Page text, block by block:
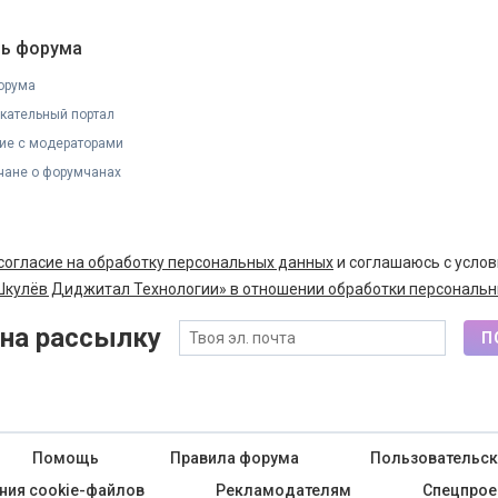
форума
портал
с модераторами
о форумчанах
на обработку персональных данныхи соглашаюсь с
Диджитал Технологии» в отношении обработки
рассылку
Помощь Правила форума
cookie-файлов
Рекламодателям